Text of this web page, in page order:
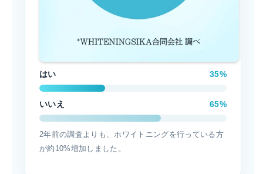
はい 35%
いいえ 65%
2年前の調査よりも、ホワイトニングを行っている方
が約10%増加しました。